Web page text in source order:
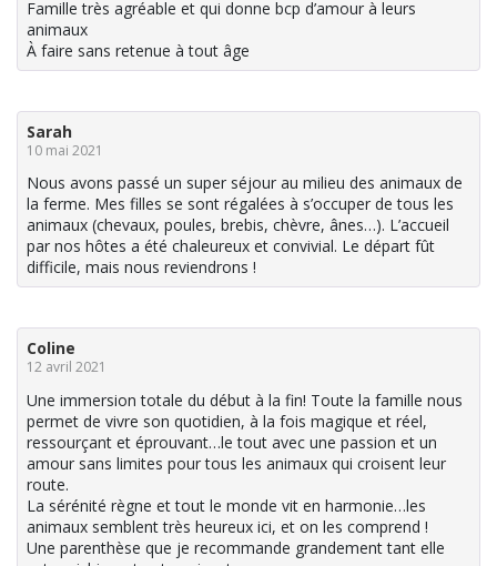
Famille très agréable et qui donne bcp d’amour à leurs
animaux
À faire sans retenue à tout âge
Sarah
10 mai 2021
Nous avons passé un super séjour au milieu des animaux de
la ferme. Mes filles se sont régalées à s’occuper de tous les
animaux (chevaux, poules, brebis, chèvre, ânes…). L’accueil
par nos hôtes a été chaleureux et convivial. Le départ fût
difficile, mais nous reviendrons !
Coline
12 avril 2021
Une immersion totale du début à la fin! Toute la famille nous
permet de vivre son quotidien, à la fois magique et réel,
ressourçant et éprouvant…le tout avec une passion et un
amour sans limites pour tous les animaux qui croisent leur
route.
La sérénité règne et tout le monde vit en harmonie…les
animaux semblent très heureux ici, et on les comprend !
Une parenthèse que je recommande grandement tant elle